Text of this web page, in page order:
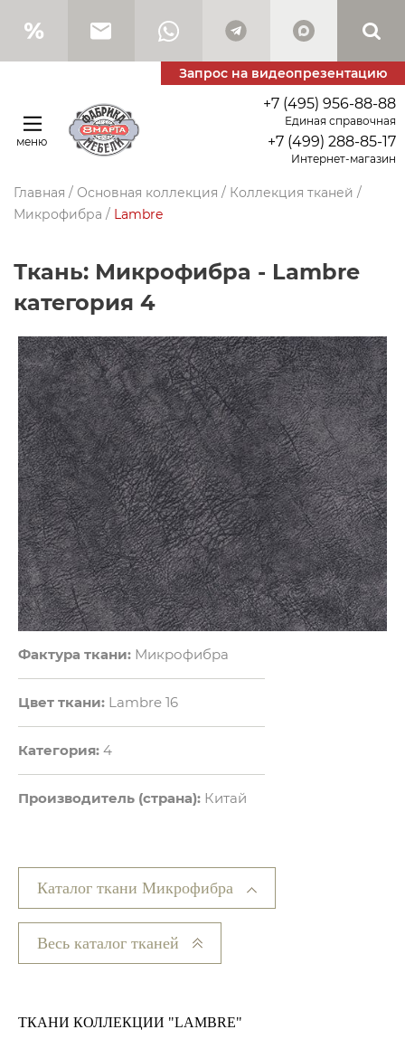
Запрос на видеопрезентацию
меню
+7 (495) 956-88-88
Единая справочная
+7 (499) 288-85-17
Интернет-магазин
Главная / Основная коллекция / Коллекция тканей /
Микрофибра / Lambre
Ткань: Микрофибра - Lambre
категория 4
Фактура ткани: Микрофибра
Цвет ткани: Lambre 16
Категория: 4
Производитель (страна): Китай
Каталог ткани Микрофибра
Весь каталог тканей
ТКАНИ КОЛЛЕКЦИИ "LAMBRE"